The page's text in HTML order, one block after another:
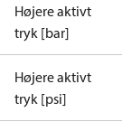
Højere aktivt
tryk [bar]
Højere aktivt
tryk [psi]